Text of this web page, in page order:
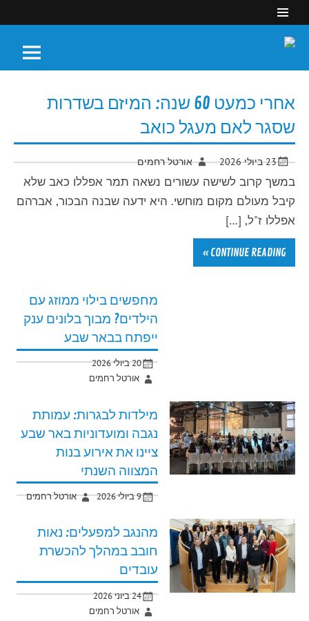
Skip
content
מקומונט באר
שבע חדשות הנגב והדרום
אחרי כמעט 60 שנה: המיזם בשדרות
שסגר לאם מעגל כואב
23 ביולי 2026 אורטל רחמים
במשך קרוב לשישה עשורים נשאה תמר אפללו כאב שלא
קיבל מעולם מקום מוחשי. היא ידעה שבנה הבכור, אברהם
אפללו ז"ל, […]
CONTINUE READING »
מחפשים בילוי ממוזג עם
הילדים? מבוך בלונים ענק
ייפתח בבאר שבע
20 ביולי 2026
אורטל רחמים
מילדות לבגרות: עמותת
נגבה ומועדוניות באר שבע
ציינו את אירוע בנות
המצווה השנתי
9 ביולי 2026 אורטל רחמים
מהנגב למפעלים: נאות
חובב במהלך להכשרת
עובדים
24 ביוני 2026
אורטל רחמים